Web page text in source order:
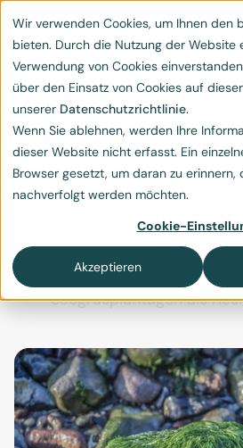
Wir verwenden Cookies, um Ihnen den
bieten. Durch die Nutzung der Website
Verwendung von Cookies
über den Einsatz von Cookies auf
unserer Datenschutzrichtlinie.
Wenn Sie ablehnen, werden Ihre
dieser Website nicht erfasst. Ein
Browser gesetzt, um daran zu erinnern,
nachverfolgt werden möchten.
Cookie-
Akzeptieren
Seegras
Wunderwaffe
Seegrasplantagen als